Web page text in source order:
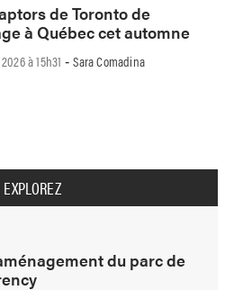
de Toronto de
à Québec cet automne
à 15h31 -Sara Comadina
EXPLOREZ
du parc de